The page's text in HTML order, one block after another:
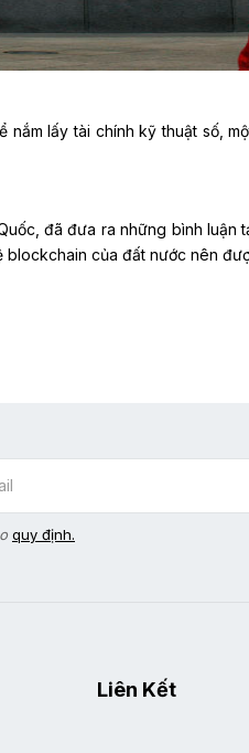
lấy tài chính kỹ thuật số,
đã đưa ra những bình luận
của đất nước nên
quy định.
Liên Kết